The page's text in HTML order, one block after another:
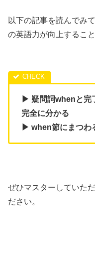
以下の記事を読んでみ
の英語力が向上するこ
▶ 疑問詞whenと完
完全に分かる
▶ when節にまつわ
ぜひマスターしていた
ださい。